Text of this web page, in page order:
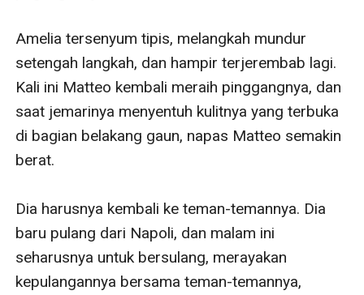
Amelia tersenyum tipis, melangkah mundur
setengah langkah, dan hampir terjerembab lagi.
Kali ini Matteo kembali meraih pinggangnya, dan
saat jemarinya menyentuh kulitnya yang terbuka
di bagian belakang gaun, napas Matteo semakin
berat.
Dia harusnya kembali ke teman-temannya. Dia
baru pulang dari Napoli, dan malam ini
seharusnya untuk bersulang, merayakan
kepulangannya bersama teman-temannya,